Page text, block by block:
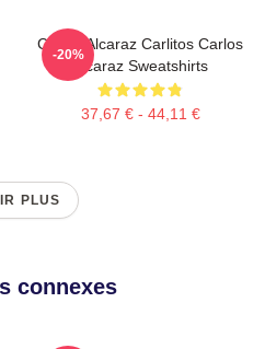
Carlos Alcaraz Carlitos Carlos
Alcaraz Sweatshirts
37,67 € - 44,11 €
-20%
PLUS
connexes